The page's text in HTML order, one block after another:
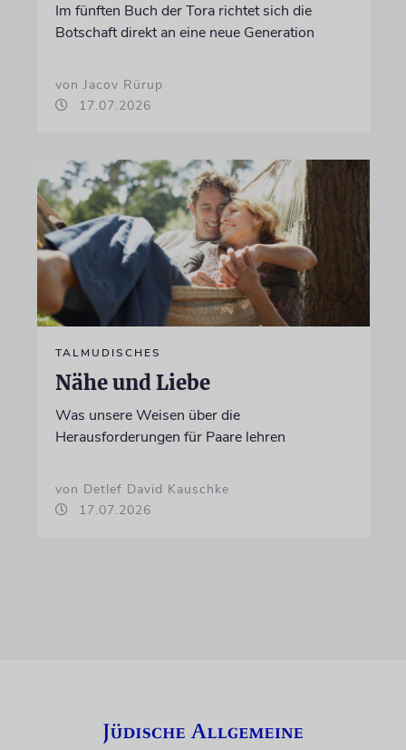
Im fünften Buch der Tora richtet sich die
Botschaft direkt an eine neue Generation
von Jacov Rürup
17.07.2026
TALMUDISCHES
Nähe und Liebe
Was unsere Weisen über die
Herausforderungen für Paare lehren
von Detlef David Kauschke
17.07.2026